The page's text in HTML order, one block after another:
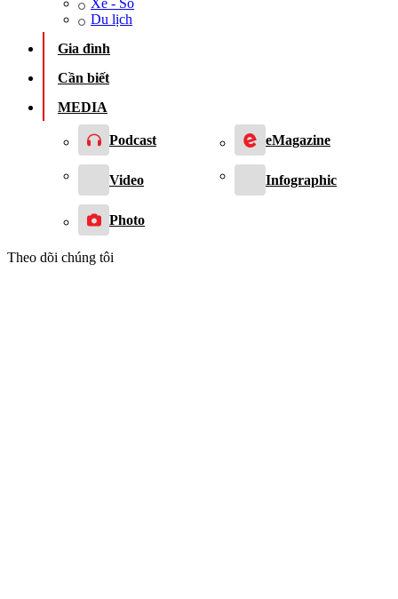
Xe - Số
Du lịch
Gia đình
Cần biết
MEDIA
Podcast eMagazine
Video Infographic
Photo
Theo dõi chúng tôi